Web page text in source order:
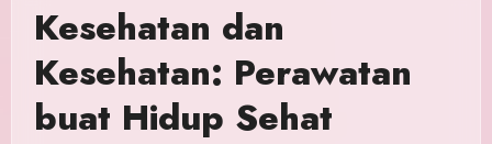
Kesehatan dan
Kesehatan: Perawatan
buat Hidup Sehat